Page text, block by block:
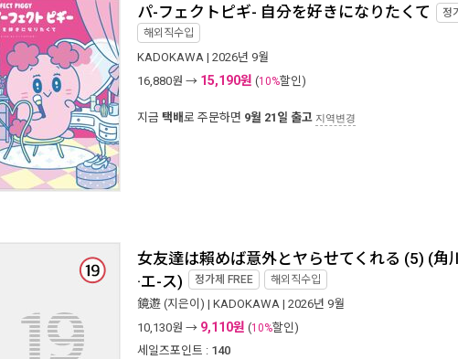
パ-フェクトピギ- 自分を好きになりたくて 정
해외직수입
KADOKAWA | 2026년 9월
16,880원 → 15,190원 (10%할인)
지금 택배로 주문하면 9월 21일 출고 지역변경
女友達は賴めば意外とヤらせてくれる (5) (角
·エ-ス) 정가제 FREE 해외직수입
鏡遊 (지은이) | KADOKAWA | 2026년 9월
10,130원 → 9,110원 (10%할인)
세일즈포인트 : 140